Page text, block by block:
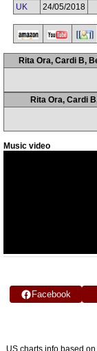
UK
24/05/2018
Rita Ora, Cardi B,
Rita Ora, Cardi
Music video
Facebook
US charts info based